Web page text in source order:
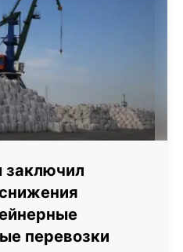
заключил
перевозки